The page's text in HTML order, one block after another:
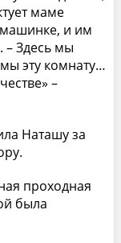
маме
и им
– Здесь мы
эту комнату…
–
Наташу за
проходная
была